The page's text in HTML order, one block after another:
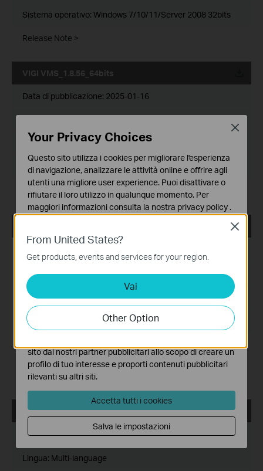
Sistema operativo: Windows 7/10/11/Server 2008 32bits
Release Note >
VIGI VMS_1.8.56_64bits
Data di pubblicazione: 2025-01-16
Dimensioni file: 536.72 MB
Sistema operativo: Windows 7/10/11/Server 2008 64bits
Release Note >
Lingua:Multi-language
Dimensioni file:522.36 MB
Sistema operativo: Windows 7/10/11/Server 2008 32bits
New features and enhancements:
1. Added support for the multi-language settings on VIGI
VMS PC Client.
2. Added support for unlimited devices count.
VIGI VMS_V1.5.42_64bits
Data di pubblicazione:2024-06-20
Lingua: Multi-language
From United States?
Get products, events and services for your region.
Vai
Other Option
Close
Your Privacy Choices
Questo sito utilizza i cookies per migliorare l'esperienza
di navigazione, analizzare le attività online e offrire agli
utenti una migliore user experience. Puoi disattivare o
rifiutare il loro utilizzo in qualunque momento. Per
maggiori informazioni consulta la nostra privacy policy .
Questi cookies sono necessari per il corretto
funzionamento del sito e non possono essere disattivati
nel tuo sistema.
Analytics e Marketing Cookies
I cookies analitici ci permettono di analizzare le tue
attività sul nostro sito allo scopo di migliorarne le
funzionalità.
sito dai nostri partner pubblicitari allo scopo di creare un
profilo di tuo interesse e proporti contenuti pubblicitari
rilevanti su altri siti.
Accetta tutti i cookies
Salva le impostazioni
Close